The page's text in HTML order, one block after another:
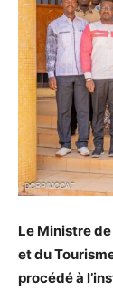
Le Ministre
et du
procédé à